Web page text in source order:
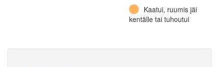
Jääkäripataljoona 6
(Jatkosota)
Kaatui, ruumis jäi
kentälle tai tuhoutui